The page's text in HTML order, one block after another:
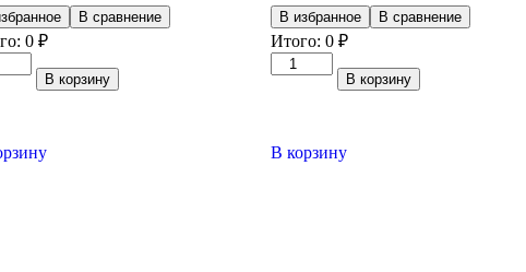
В сравнение
0 ₽
В корзину
В избранное В сравнение
Итого: 0 ₽
Количество
товара
Champion
В корзину
В корзину